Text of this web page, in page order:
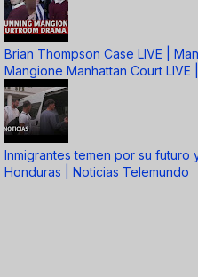
Brian Thompson Case LIVE |
Mangione Manhattan Court LIVE
Inmigrantes temen por su
Honduras | Noticias Telemundo